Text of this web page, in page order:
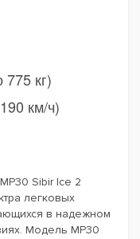
775 кг)
км/ч)
Sibir Ice 2
легковых
в надежном
Модель MP30